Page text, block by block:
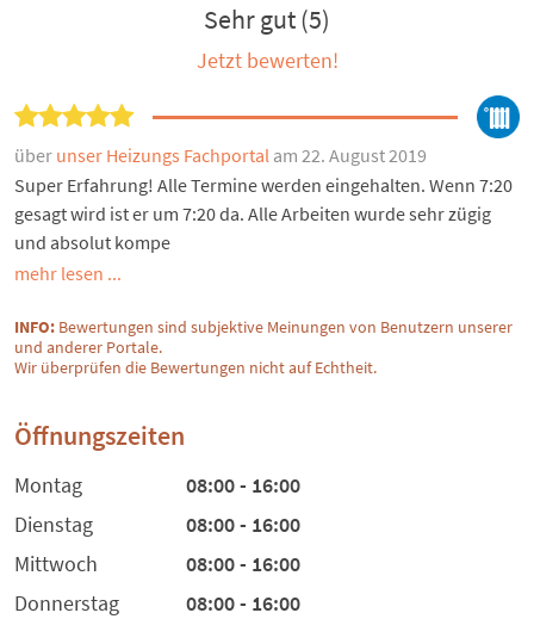
Sehr gut (5)
Jetzt bewerten!
über unser Heizungs Fachportal am 22. August 2019
Super Erfahrung! Alle Termine werden eingehalten. Wenn 7:20
gesagt wird ist er um 7:20 da. Alle Arbeiten wurde sehr zügig
und absolut kompe
mehr lesen ...
INFO: Bewertungen sind subjektive Meinungen von Benutzern unserer
und anderer Portale.
Wir überprüfen die Bewertungen nicht auf Echtheit.
Öffnungszeiten
Montag
08:00 - 16:00
Dienstag
08:00 - 16:00
Mittwoch
08:00 - 16:00
Donnerstag
08:00 - 16:00